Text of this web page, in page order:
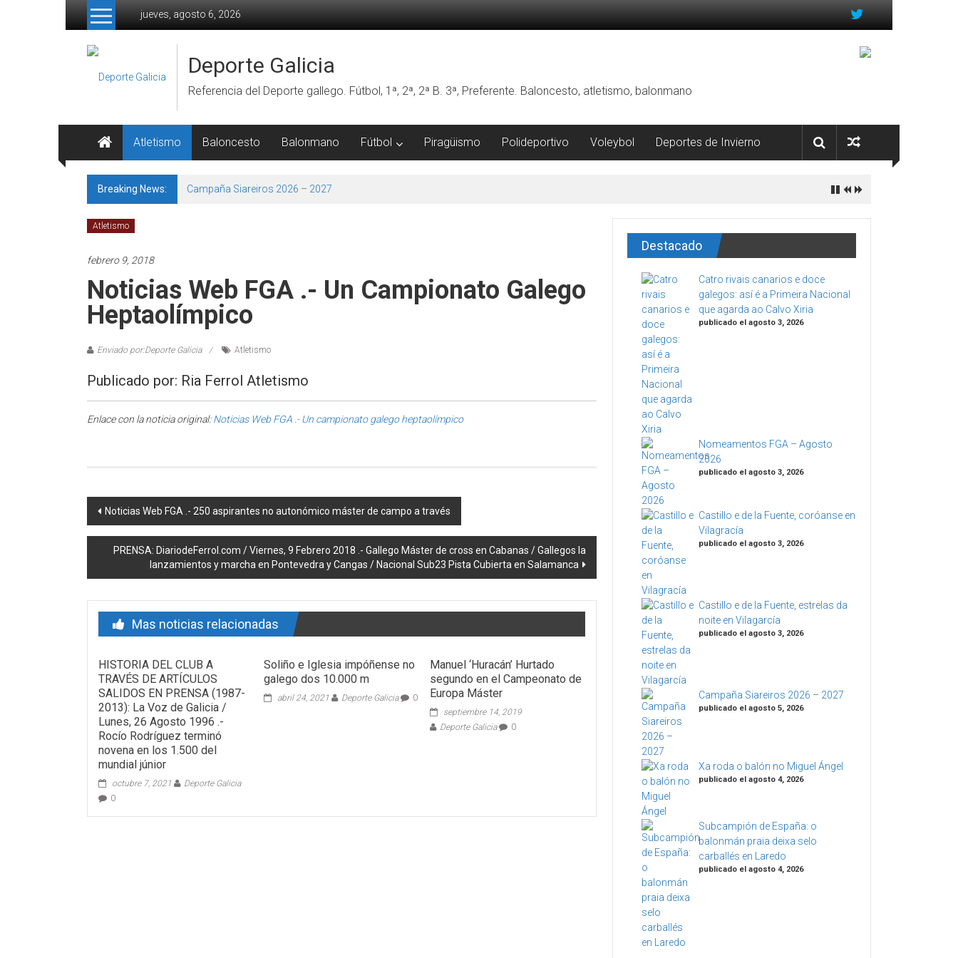
Skip to content
jueves, agosto 6, 2026
Deporte Galicia
Referencia del Deporte gallego. Fútbol, 1ª, 2ª, 2ª B. 3ª, Preferente. Baloncesto, atletismo, balonmano
Atletismo Baloncesto Balonmano Fútbol Piragüismo Polideportivo Voleybol Deportes de Invierno
Breaking News: Campaña Siareiros 2026 – 2027
Atletismo
febrero 9, 2018
Noticias Web FGA .- Un Campionato Galego
Heptaolímpico
Enviado por:Deporte Galicia Atletismo
Publicado por: Ria Ferrol Atletismo
Enlace con la noticia original:Noticias Web FGA .- Un campionato galego heptaolímpico
Post navigation
Noticias Web FGA .- 250 aspirantes no autonómico máster de campo a través
PRENSA: DiariodeFerrol.com / Viernes, 9 Febrero 2018 .- Gallego Máster de cross en Cabanas / Gallegos la
lanzamientos y marcha en Pontevedra y Cangas / Nacional Sub23 Pista Cubierta en Salamanca
Mas noticias relacionadas
HISTORIA DEL CLUB A
TRAVÉS DE ARTÍCULOS
SALIDOS EN PRENSA (1987-
2013): La Voz de Galicia /
Lunes, 26 Agosto 1996 .-
Rocío Rodríguez terminó
novena en los 1.500 del
mundial júnior
octubre 7, 2021
Deporte Galicia
0
Soliño e Iglesia impóñense no
galego dos 10.000 m
abril 24, 2021 Deporte Galicia 0
Manuel ‘Huracán’ Hurtado
segundo en el Campeonato de
Europa Máster
septiembre 14, 2019
Deporte Galicia
0
Destacado
Catro rivais canarios e doce
galegos: así é a Primeira Nacional
que agarda ao Calvo Xiria
publicado el agosto 3, 2026
Nomeamentos FGA – Agosto
2026
publicado el agosto 3, 2026
Castillo e de la Fuente, coróanse en
Vilagracía
publicado el agosto 3, 2026
Castillo e de la Fuente, estrelas da
noite en Vilagarcía
publicado el agosto 3, 2026
Campaña Siareiros 2026 – 2027
publicado el agosto 5, 2026
Xa roda o balón no Miguel Ángel
publicado el agosto 4, 2026
Subcampión de España: o
balonmán praia deixa selo
carballés en Laredo
publicado el agosto 4, 2026